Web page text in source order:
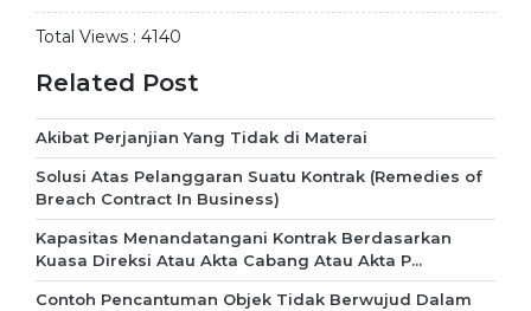
Total Views : 4140
Related Post
Akibat Perjanjian Yang Tidak di Materai
Solusi Atas Pelanggaran Suatu Kontrak (Remedies of
Breach Contract In Business)
Kapasitas Menandatangani Kontrak Berdasarkan
Kuasa Direksi Atau Akta Cabang Atau Akta P...
Contoh Pencantuman Objek Tidak Berwujud Dalam